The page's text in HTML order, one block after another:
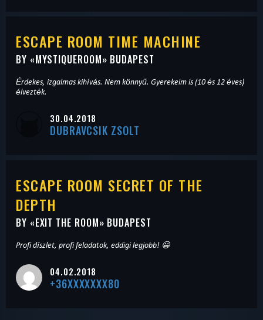
ESCAPE ROOM TIME MACHINE
BY «MYSTIQUEROOM» BUDAPEST
Érdekes, izgalmas kihívás. Nem könnyű. Gyerekeim is (10 és 12 éves)
élvezték.
30.04.2018
DUBRAVCSIK ZSOLT
ESCAPE ROOM SECRET OF THE
DEPTH
BY «EXIT THE ROOM» BUDAPEST
Profi díszlet, profi feladatok, eddigi legjobb! 😀
04.02.2018
+36XXXXXXX80